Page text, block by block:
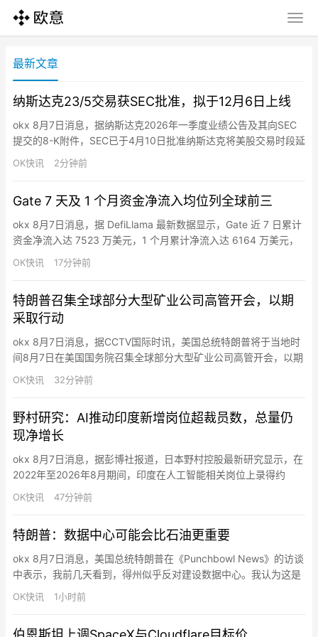
最新文章
纳斯达克23/5交易获SEC批准，拟于12月6日上线
okx 8月7日消息，据纳斯达克2026年一季度业绩公告及其向SEC
提交的8-K附件，SEC已于4月10日批准纳斯达克将美股交易时段延
长至每周5天、每天23小时的规则变更。纳斯达克计划于2026年12
月6日启动23/5交易。新安排拟分为日间时段（美东时间4:00—
小时。SEC批准…
OK快讯 2分钟前
Gate 7 天及 1 个月资金净流入均位列全球前三
okx 8月7日消息，据 DefiLlama 最新数据显示，Gate 近 7 日累计
资金净流入达 7523 万美元，1 个月累计净流入达 6164 万美元，
均排名全球前三。
OK快讯 17分钟前
特朗普召集全球部分大型矿业公司高管开会，以期
采取行动
okx 8月7日消息，据CCTV国际时讯，美国总统特朗普将于当地时
间8月7日在美国国务院召集全球部分大型矿业公司高管开会，以期
采取行动，“保障美国及盟友的关键矿产供应”。路透社的报道称，
美国现正急需关键矿产来补充对伊朗战事期间耗损的武器库存。在
空拦截弹。美国国防官员和议员均警告称，鉴于现有产能受限，
补…
OK快讯 32分钟前
野村研究：AI推动印度新增岗位超裁员数，总量仍
现净增长
okx 8月7日消息，据彭博社报道，日本野村控股最新研究显示，在
2022年至2026年8月期间，印度在人工智能相关岗位上录得约
8.31万次招聘，而裁员及自然流失约3.19万次，AI带来的新增就业
显著超过岗位减少。报告基于亚洲69个典型案例统计称，印度因体
机器人替代的客服与支持岗位，而新增岗位主要为…
OK快讯 47分钟前
特朗普：数据中心可能会比石油更重要
okx 8月7日消息，美国总统特朗普在《Punchbowl News》的访谈
中表示，我前几天看到，得州似乎反对建设数据中心。我认为这是
一个错误。我并不是在表明立场——我只是觉得这是一个错误，因
为还有其他社区希望建设数据中心。当一个社区愿意接纳数据中心
OK快讯 1小时前